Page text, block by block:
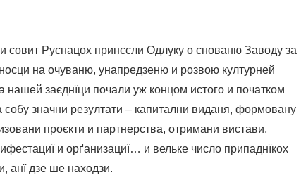
Руснацох принєсли Одлуку о снованю Заводу за
на очуваню, унапредзеню и розвою културней
заєднїци почали уж концом истого и початком
значни резултати – капитални виданя, формовану
проєкти и партнерства, отримани вистави,
и орґанизациї… и вельке число припаднїкох
анї дзе ше находзи.